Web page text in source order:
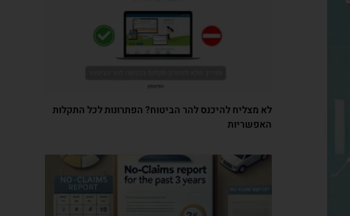
לא מצליח להיכנס להר הביטוח? הפתרונות לכל התקלות
האפשריות